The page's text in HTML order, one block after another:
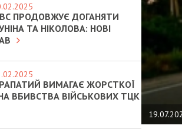
ПРОДОВЖУЄ ДОГАНЯТИ
ТА НІКОЛОВА: НОВІ
ВИМАГАЄ ЖОРСТКОЇ
ВБИВСТВА ВІЙСЬКОВИХ ТЦК